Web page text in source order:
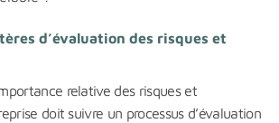
d’évaluation des risques et
relative des risques et
doit suivre un processus d’évaluation